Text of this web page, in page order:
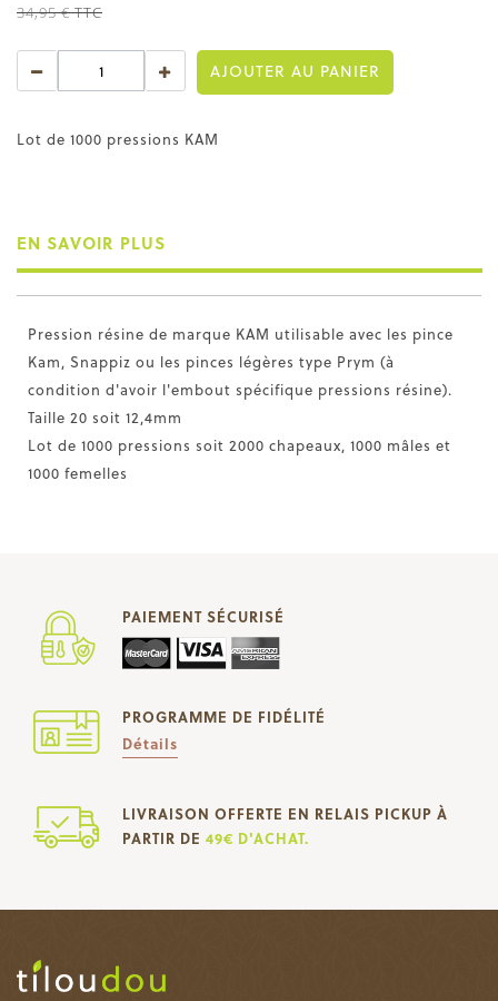
34,95 €TTC
AJOUTER AU PANIER
Lot de 1000 pressions KAM
EN SAVOIR PLUS
Pression résine de marque KAM utilisable avec les pince
Kam, Snappiz ou les pinces légères type Prym (à
condition d'avoir l'embout spécifique pressions résine).
Taille 20 soit 12,4mm
Lot de 1000 pressions soit 2000 chapeaux, 1000 mâles et
1000 femelles
PAIEMENT SÉCURISÉ
PROGRAMME DE FIDÉLITÉ
Détails
LIVRAISON OFFERTE EN RELAIS PICKUP À
PARTIR DE 49€ D'ACHAT.